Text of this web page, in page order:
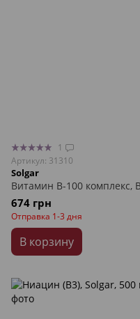
1
Артикул: 31310
Solgar
Витамин В-100 комплекс,
674 грн
Отправка 1-3 дня
В корзину